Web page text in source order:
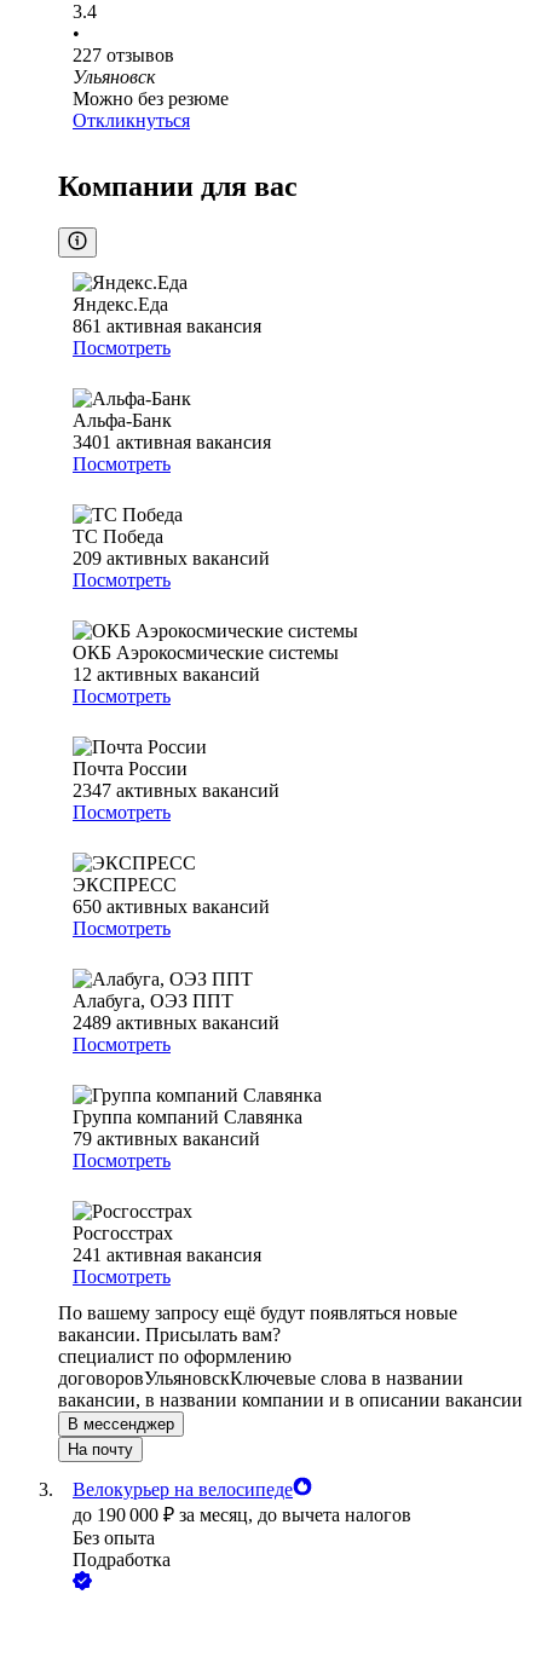
3.4
•
227 отзывов
Ульяновск
Можно без резюме
Откликнуться
Компании для вас
Яндекс.Еда
861 активная вакансия
Посмотреть
Альфа-Банк
3401 активная вакансия
Посмотреть
ТС Победа
209 активных вакансий
Посмотреть
ОКБ Аэрокосмические системы
12 активных вакансий
Посмотреть
Почта России
2347 активных вакансий
Посмотреть
ЭКСПРЕСС
650 активных вакансий
Посмотреть
Алабуга, ОЭЗ ППТ
2489 активных вакансий
Посмотреть
Группа компаний Славянка
79 активных вакансий
Посмотреть
Росгосстрах
241 активная вакансия
Посмотреть
По вашему запросу ещё будут появляться новые
вакансии. Присылать вам?
специалист по оформлению
договоровУльяновскКлючевые слова в названии
вакансии, в названии компании и в описании вакансии
В мессенджер
На почту
Велокурьер на велосипеде
до 190 000 ₽ за месяц, до вычета налогов
Без опыта
Подработка